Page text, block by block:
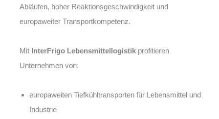
Abläufen, hoher Reaktionsgeschwindigkeit und
europaweiter Transportkompetenz.
Mit InterFrigo Lebensmittellogistik profitieren
Unternehmen von:
europaweiten Tiefkühltransporten für Lebensmittel und
Industrie